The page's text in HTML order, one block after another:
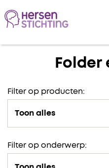
Lees voor
Folder
Filter op producten:
Filter op onderwerp: